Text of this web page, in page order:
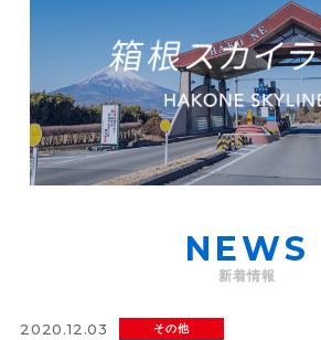
NEWS
新着情報
2020.12.03 その他